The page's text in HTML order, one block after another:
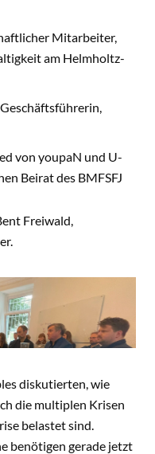
Mitarbeiter,
am Helmholtz-
von youpaN und U-
Beirat des BMFSFJ
Freiwald,
diskutierten, wie
die multiplen Krisen
belastet sind.
benötigen gerade jetzt